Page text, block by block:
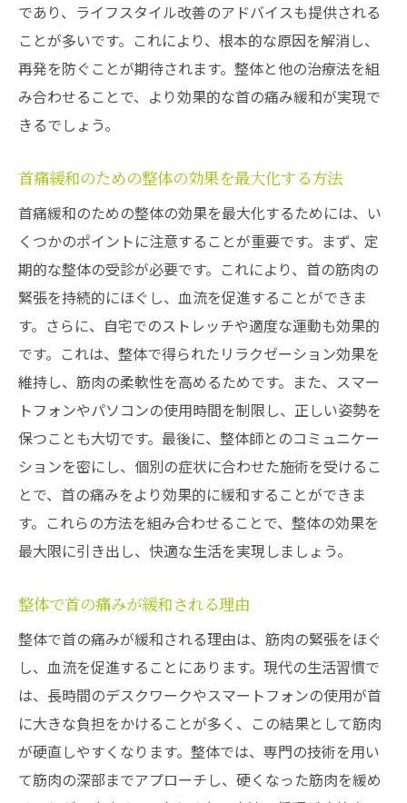
東大和市の整体で首の健康を取り戻す方法
東大和市の整体院の特徴と選び方
首の健康を維持するための整体施術
東大和市で首の健康をサポートする整体院
整体で首の健康を取り戻すための施術方法
東大和市の整体院での首の健康維持術
であり、ライフスタイル改善のアドバイスも提供される
ことが多いです。これにより、根本的な原因を解消し、
再発を防ぐことが期待されます。整体と他の治療法を組
み合わせることで、より効果的な首の痛み緩和が実現で
きるでしょう。
首痛緩和のための整体の効果を最大化する方法
首痛緩和のための整体の効果を最大化するためには、い
くつかのポイントに注意することが重要です。まず、定
期的な整体の受診が必要です。これにより、首の筋肉の
緊張を持続的にほぐし、血流を促進することができま
す。さらに、自宅でのストレッチや適度な運動も効果的
です。これは、整体で得られたリラクゼーション効果を
維持し、筋肉の柔軟性を高めるためです。また、スマー
トフォンやパソコンの使用時間を制限し、正しい姿勢を
保つことも大切です。最後に、整体師とのコミュニケー
ションを密にし、個別の症状に合わせた施術を受けるこ
とで、首の痛みをより効果的に緩和することができま
す。これらの方法を組み合わせることで、整体の効果を
最大限に引き出し、快適な生活を実現しましょう。
整体で首の痛みが緩和される理由
整体で首の痛みが緩和される理由は、筋肉の緊張をほぐ
し、血流を促進することにあります。現代の生活習慣で
は、長時間のデスクワークやスマートフォンの使用が首
に大きな負担をかけることが多く、この結果として筋肉
が硬直しやすくなります。整体では、専門の技術を用い
て筋肉の深部までアプローチし、硬くなった筋肉を緩め